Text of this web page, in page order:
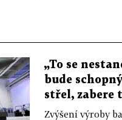
„To se
bude
střel, zabere
Zvýšení výroby